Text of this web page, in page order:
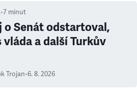
•7 minut
o Senát odstartoval,
a další Turkův
Trojan•6. 8. 2026